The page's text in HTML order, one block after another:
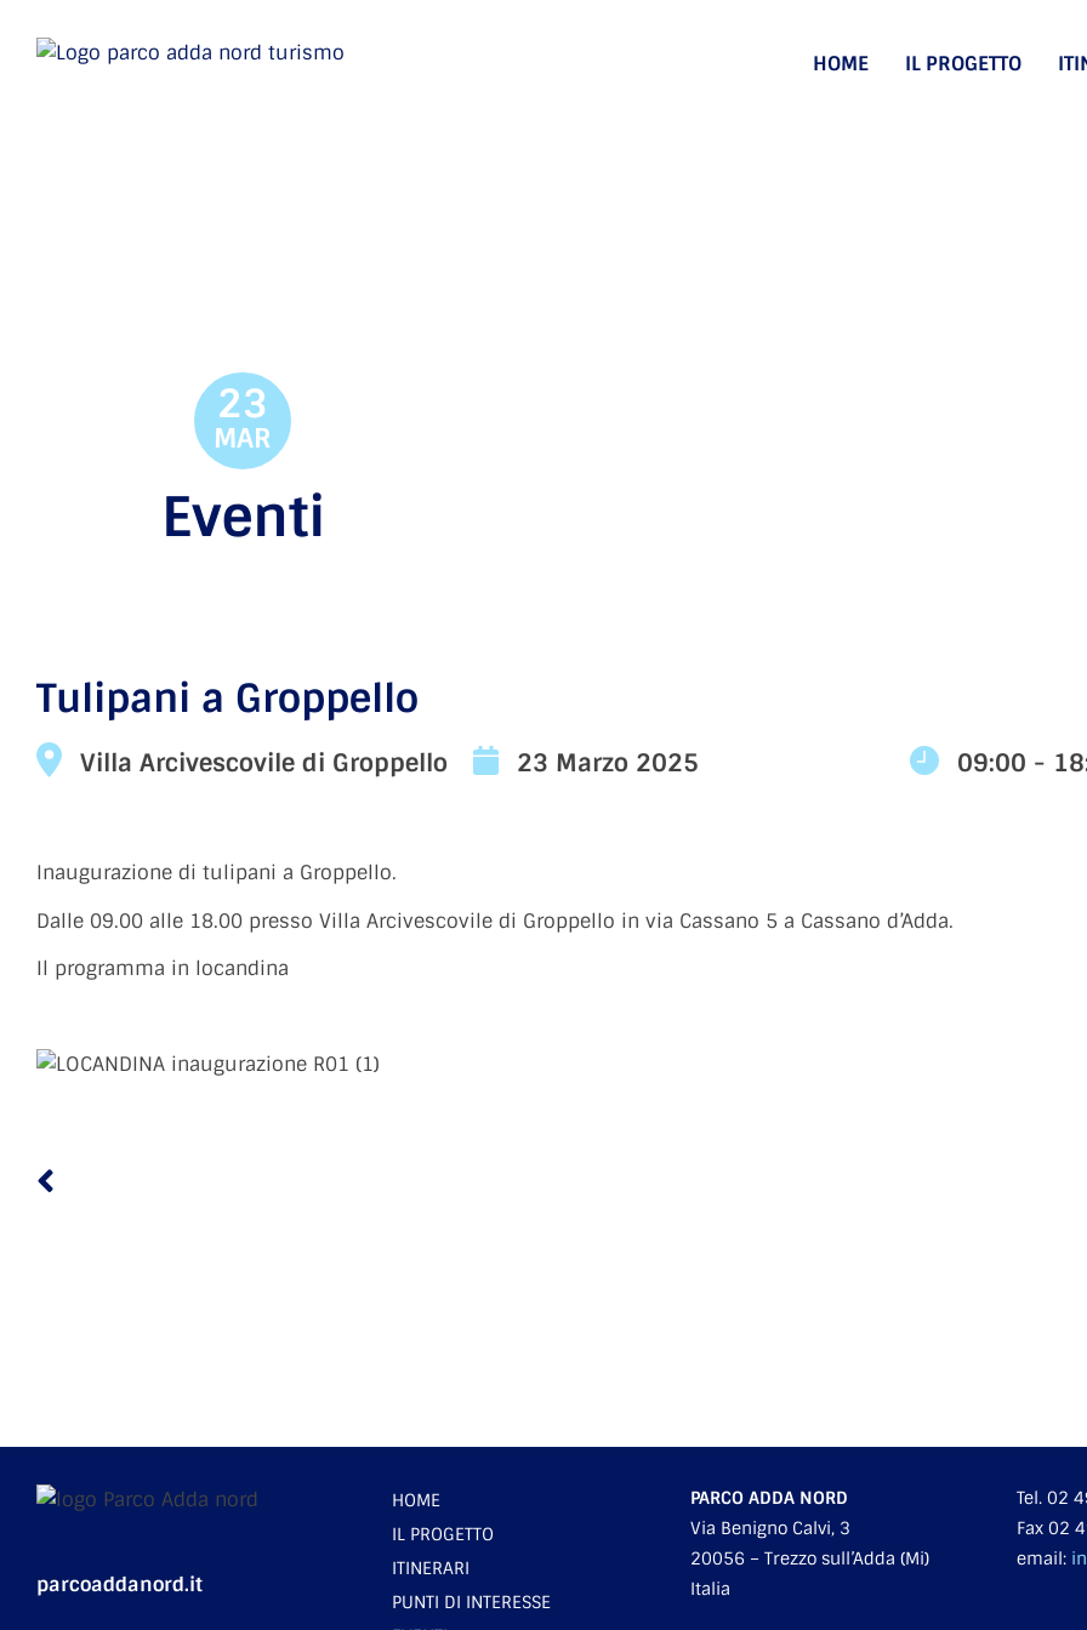
HOME IL PROGETTO
23
MAR
Eventi
Tulipani a Groppello
Villa Arcivescovile di Groppello 23 Marzo 2025 09:00 -
Inaugurazione di tulipani a Groppello.
Dalle 09.00 alle 18.00 presso Villa Arcivescovile di Groppello in via Cassano 5 a Cassano d’Adda.
Il programma in locandina
parcoaddanord.it
HOME
IL PROGETTO
ITINERARI
PUNTI DI INTERESSE
PARCO ADDA NORD
Via Benigno Calvi, 3
20056 – Trezzo sull’Adda (Mi)
Italia
Tel. 02
Fax 02
email: